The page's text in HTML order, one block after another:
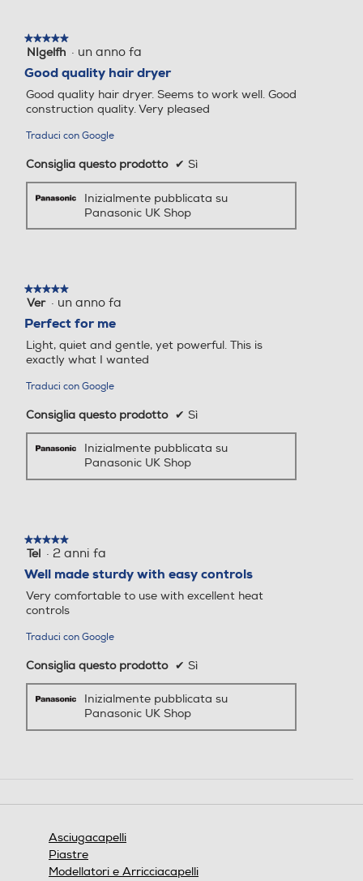
l'ugello protegge i capelli dal calore
dell'asciugacapelli, prevenendo l'elettricità
statica, per un liscio perfetto.
Accessori e impostazioni per
una messa in piega versatile
Rafforza ricci e onde con il diffusore. Il flusso
d'aria delicato e ampio dà volume alle radice,
mentre le punte arrotondate e lunghe del
diffusore facilitano lo styling senza danni sul
cuoio capelluto.
ir Boost, Diffusore
Altezza-mm
290
Altezza-mm
Profondità-mm Profondità-mm
Peso-Kg
0,998
Peso-Kg
★★★★★
★★★★★
5
5
stelle.
NIgelfh · un anno fa
Good quality hair dryer
Good quality hair dryer. Seems to work well. Good
construction quality. Very pleased
Traduci con Google
Consiglia questo prodotto ✔ Sì
Inizialmente pubblicata su
Panasonic UK Shop
★★★★★
★★★★★
5
5
stelle.
Ver · un anno fa
Perfect for me
Light, quiet and gentle, yet powerful. This is
exactly what I wanted
Traduci con Google
Consiglia questo prodotto ✔ Sì
Inizialmente pubblicata su
Panasonic UK Shop
★★★★★
★★★★★
5
5
stelle.
Tel · 2 anni fa
Well made sturdy with easy controls
Very comfortable to use with excellent heat
controls
Traduci con Google
Consiglia questo prodotto ✔ Sì
Inizialmente pubblicata su
Panasonic UK Shop
Asciugacapelli
Piastre
Modellatori e Arricciacapelli